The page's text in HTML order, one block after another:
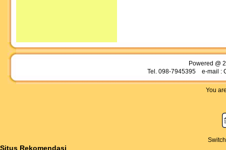
Powered @
Tel. 098-7945395 e-mail :
You
Situs Rekomendasi